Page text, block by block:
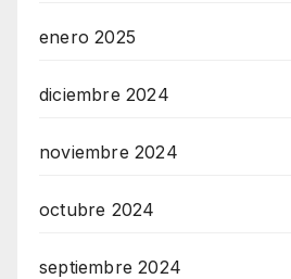
enero 2025
diciembre 2024
noviembre 2024
octubre 2024
septiembre 2024